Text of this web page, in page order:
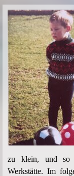
zu klein, und so
Werkstätte. Im